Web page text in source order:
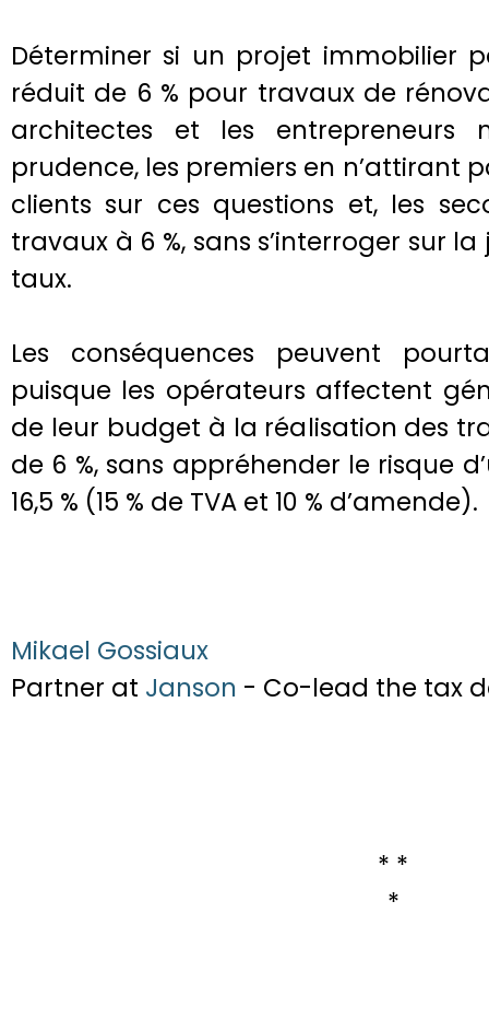
Déterminer si un projet immobilier
réduit de 6 % pour travaux de
architectes et les entrepreneurs
prudence, les premiers en n’attirant
clients sur ces questions et, les
travaux à 6 %, sans s’interroger sur
taux.
Les conséquences peuvent
puisque les opérateurs affectent
de leur budget à la réalisation des
de 6 %, sans appréhender le risque
16,5 % (15 % de TVA et 10 % d’amende).
Mikael Gossiaux
Partner at Janson - Co-lead the tax
* *
*